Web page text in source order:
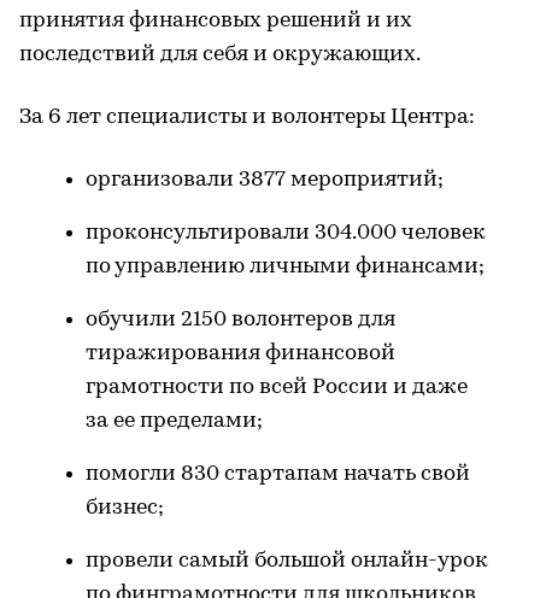
принятия финансовых решений и их
последствий для себя и окружающих.
За 6 лет специалисты и волонтеры Центра:
организовали 3877 мероприятий;
проконсультировали 304.000 человек
по управлению личными финансами;
обучили 2150 волонтеров для
тиражирования финансовой
грамотности по всей России и даже
за ее пределами;
помогли 830 стартапам начать свой
бизнес;
провели самый большой онлайн-урок